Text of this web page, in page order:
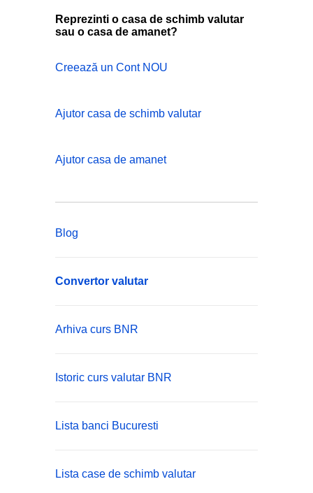
Reprezinti o casa de schimb valutar
sau o casa de amanet?
Creează un Cont NOU
Ajutor casa de schimb valutar
Ajutor casa de amanet
Blog
Convertor valutar
Arhiva curs BNR
Istoric curs valutar BNR
Lista banci Bucuresti
Lista case de schimb valutar